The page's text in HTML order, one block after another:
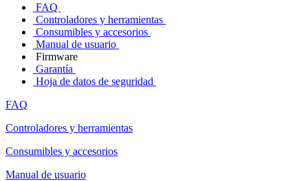
FAQ
Controladores y herramientas
Consumibles y accesorios
Manual de usuario
Firmware
Garantía
Hoja de datos de seguridad
FAQ
Controladores y herramientas
Consumibles y accesorios
Manual de usuario